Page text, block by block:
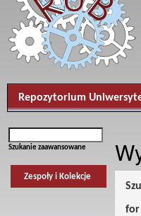
Repozytorium
Szukanie zaawansowane
Zespoły i Kolekcje
for